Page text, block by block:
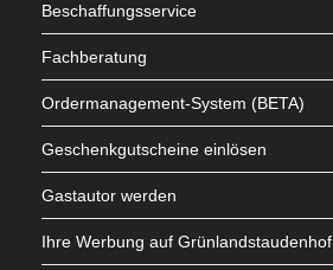
Beschaffungsservice
Fachberatung
Ordermanagement-System (BETA)
Geschenkgutscheine einlösen
Gastautor werden
Ihre Werbung auf Grünlandstaudenhof